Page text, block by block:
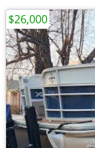
$26,000